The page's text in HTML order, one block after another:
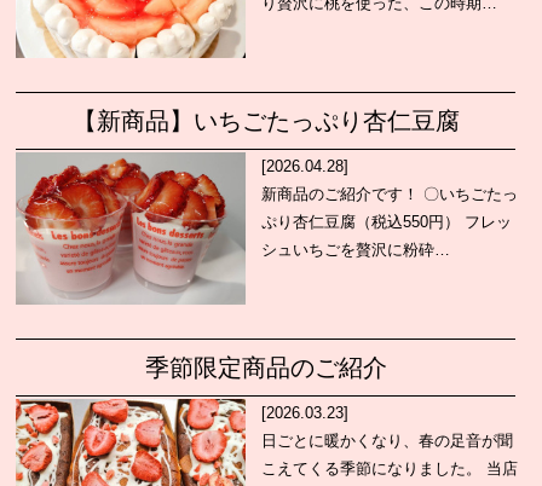
【新商品】いちごたっぷり杏仁豆腐
[2026.04.28]
新商品のご紹介です！ 〇いちごたっ
ぷり杏仁豆腐（税込550円） フレッ
シュいちごを贅沢に粉砕…
季節限定商品のご紹介
[2026.03.23]
日ごとに暖かくなり、春の足音が聞
こえてくる季節になりました。 当店